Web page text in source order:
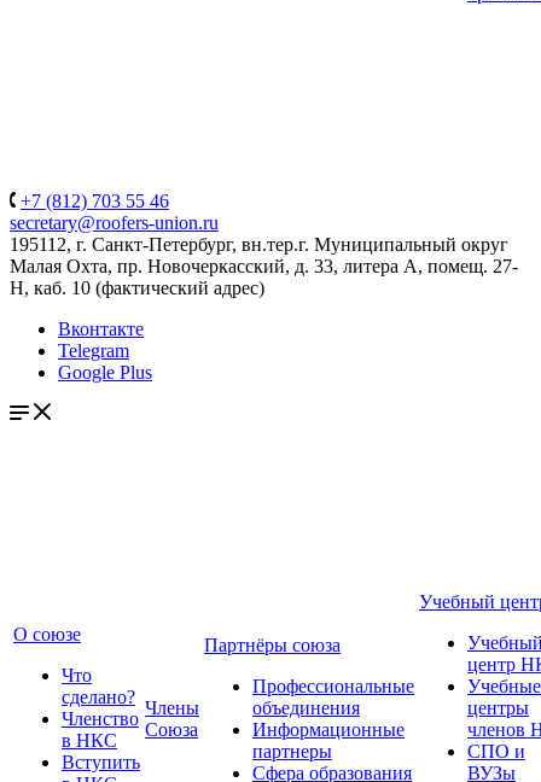
+7 (812) 703 55 46
secretary@roofers-union.ru
195112, г. Санкт-Петербург, вн.тер.г. Муниципальный округ
Малая Охта, пр. Новочеркасский, д. 33, литера А, помещ. 27-
Н, каб. 10 (фактический адрес)
Вконтакте
Telegram
Google Plus
О союзе
Что
сделано?
Членство
в НКС
Вступить
Члены
Союза
Партнёры союза
Профессиональные
объединения
Информационные
партнеры
Сфера образования
Учебный
центр
Учебные
центры
членов
СПО и
ВУЗы